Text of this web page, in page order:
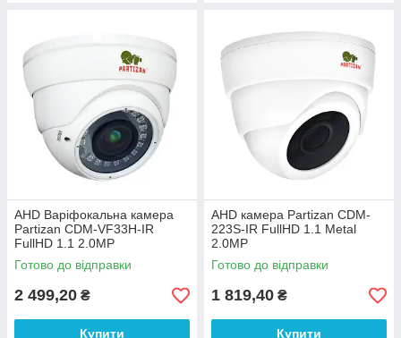
AHD Варіфокальна камера
Partizan CDM-VF33H-IR
FullHD 1.1 2.0MP
Готово до відправки
2 499,20 ₴
Купити
AHD камера Partizan CDM-
223S-IR FullHD 1.1 Metal
2.0MP
Готово до відправки
1 819,40 ₴
Купити